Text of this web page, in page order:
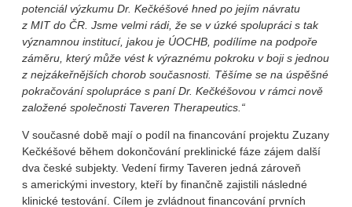
potenciál výzkumu Dr. Kečkéšové hned po jejím návratu
z MIT do ČR. Jsme velmi rádi, že se v úzké spolupráci s tak
významnou institucí, jakou je ÚOCHB, podílíme na podpoře
záměru, který může vést k výraznému pokroku v boji s jednou
z nejzákeřnějších chorob současnosti. Těšíme se na úspěšné
pokračování spolupráce s paní Dr. Kečkéšovou v rámci nově
založené společnosti Taveren Therapeutics.“
V současné době mají o podíl na financování projektu Zuzany
Kečkéšové během dokončování preklinické fáze zájem další
dva české subjekty. Vedení firmy Taveren jedná zároveň
s americkými investory, kteří by finančně zajistili následné
klinické testování. Cílem je zvládnout financování prvních